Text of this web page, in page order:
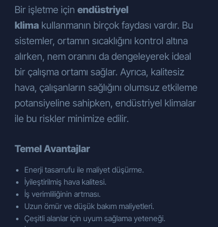
Bir işletme için endüstriyel
klima kullanmanın birçok faydası vardır. Bu
sistemler, ortamın sıcaklığını kontrol altına
alırken, nem oranını da dengeleyerek ideal
bir çalışma ortamı sağlar. Ayrıca, kalitesiz
hava, çalışanların sağlığını olumsuz etkileme
potansiyeline sahipken, endüstriyel klimalar
ile bu riskler minimize edilir.
Temel Avantajlar
Enerji tasarrufu ile maliyet düşürme.
İyileştirilmiş hava kalitesi.
İş verimliliğinin artması.
Uzun ömür ve düşük bakım maliyetleri.
Çeşitli alanlar için uyum sağlama yeteneği.